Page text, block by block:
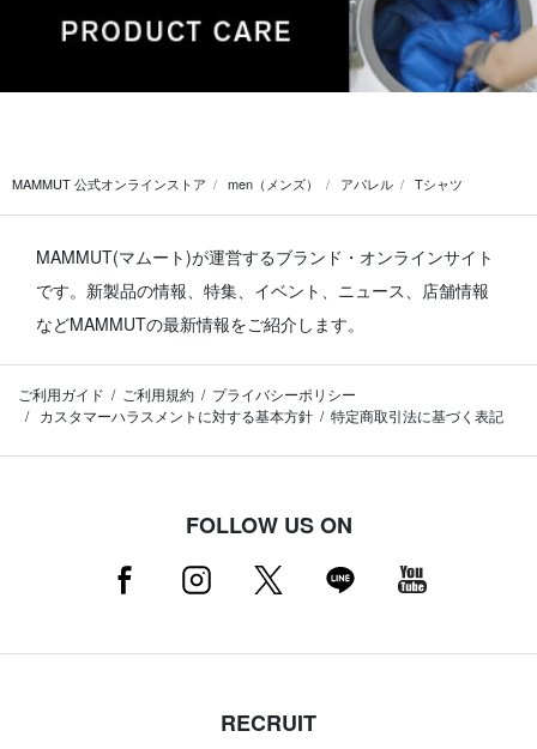
MAMMUT 公式オンラインストア men（メンズ） アパレル Tシャツ
MAMMUT(マムート)が運営するブランド・オンラインサイト
です。 新製品の情報、特集、イベント、ニュース、店舗情報
などMAMMUTの最新情報をご紹介します。
ご利用ガイド ご利用規約
プライバシーポリシー
カスタマーハラスメントに対する基本方針
特定商取引法に基づく表記
FOLLOW US ON
RECRUIT